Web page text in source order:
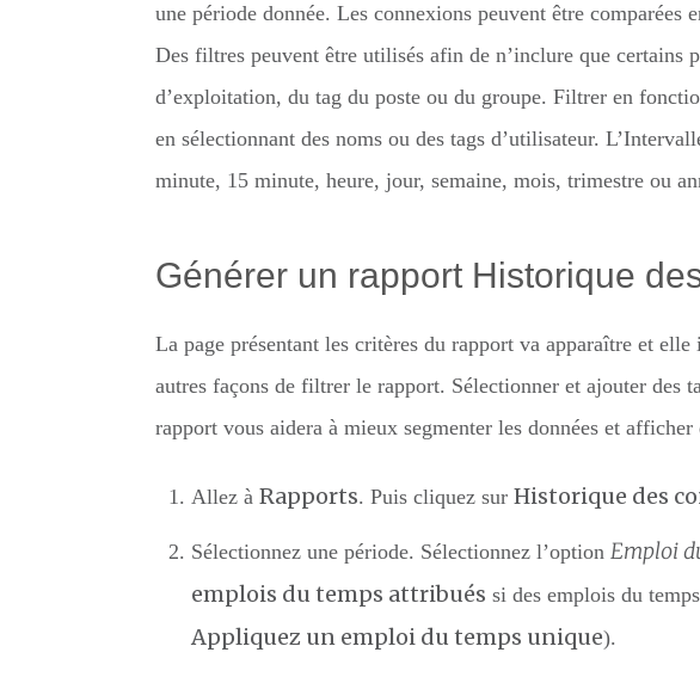
une période donnée. Les connexions peuvent être comparées
Des filtres peuvent être utilisés afin de n’inclure que certains
d’exploitation, du tag du poste ou du groupe. Filtrer en
en sélectionnant des noms ou des tags d’utilisateur.
minute, 15 minute, heure, jour, semaine, mois, trimestre ou
Générer un rapport Historique
La page présentant les critères du rapport va apparaître et
autres façons de filtrer le rapport. Sélectionner et ajouter des
rapport vous aidera à mieux segmenter les données et afficher
Allez à Rapports. Puis cliquez sur Historique des
Sélectionnez une période. Sélectionnez l’option Emploi
emplois du temps attribués si des emplois du
Appliquez un emploi du temps unique).